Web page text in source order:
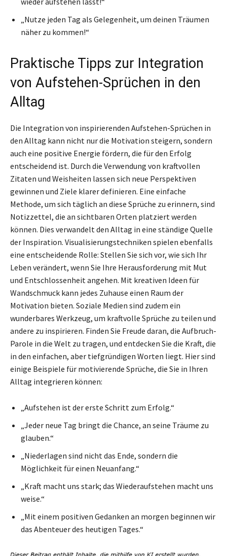
„Nutze jeden Tag als Gelegenheit, um deinen Träumen
näher zu kommen!“
Praktische Tipps zur Integration
von Aufstehen-Sprüchen in den
Alltag
Die Integration von inspirierenden Aufstehen-Sprüchen in
den Alltag kann nicht nur die Motivation steigern, sondern
auch eine positive Energie fördern, die für den Erfolg
entscheidend ist. Durch die Verwendung von kraftvollen
Zitaten und Weisheiten lassen sich neue Perspektiven
gewinnen und Ziele klarer definieren. Eine einfache
Methode, um sich täglich an diese Sprüche zu erinnern, sind
Notizzettel, die an sichtbaren Orten platziert werden
können. Dies verwandelt den Alltag in eine ständige Quelle
der Inspiration. Visualisierungstechniken spielen ebenfalls
eine entscheidende Rolle: Stellen Sie sich vor, wie sich Ihr
Leben verändert, wenn Sie Ihre Herausforderung mit Mut
und Entschlossenheit angehen. Mit kreativen Ideen für
Wandschmuck kann jedes Zuhause einen Raum der
Motivation bieten. Soziale Medien sind zudem ein
wunderbares Werkzeug, um kraftvolle Sprüche zu teilen und
andere zu inspirieren. Finden Sie Freude daran, die Aufbruch-
Parole in die Welt zu tragen, und entdecken Sie die Kraft, die
in den einfachen, aber tiefgründigen Worten liegt. Hier sind
einige Beispiele für motivierende Sprüche, die Sie in Ihren
Alltag integrieren können:
„Aufstehen ist der erste Schritt zum Erfolg.“
„Jeder neue Tag bringt die Chance, an seine Träume zu
glauben.“
„Niederlagen sind nicht das Ende, sondern die
Möglichkeit für einen Neuanfang.“
„Kraft macht uns stark; das Wiederaufstehen macht uns
weise.“
„Mit einem positiven Gedanken an morgen beginnen wir
das Abenteuer des heutigen Tages.“